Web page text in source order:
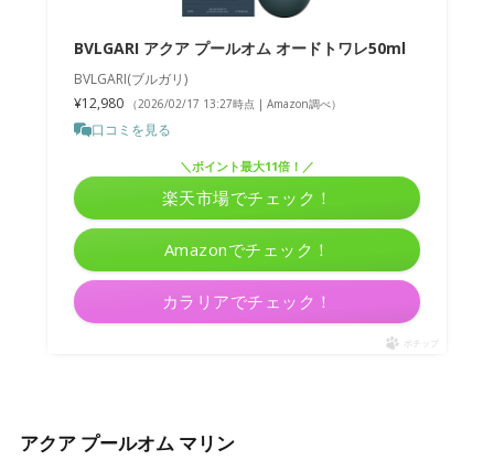
BVLGARI アクア プールオム オードトワレ50ml
BVLGARI(ブルガリ)
¥12,980
（2026/02/17 13:27時点 | Amazon調べ）
口コミを見る
Amazonでチェック！
＼ポイント最大11倍！／
楽天市場でチェック！
カラリアでチェック！
ポチップ
アクア プールオム マリン